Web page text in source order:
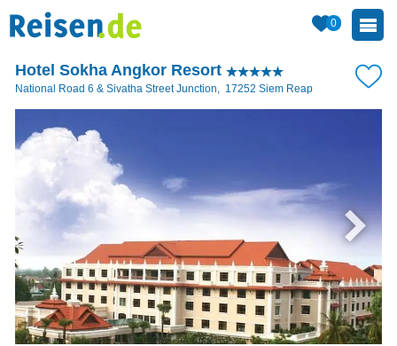
0
Hotel Sokha Angkor Resort
National Road 6 & Sivatha Street Junction, 17252 Siem Reap